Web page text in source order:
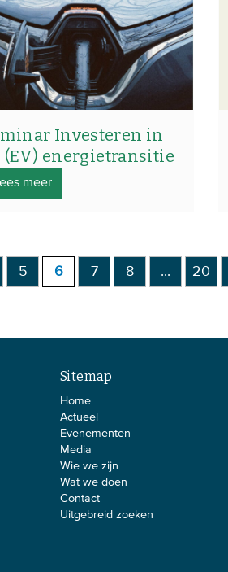
Investeren in
(EV) energietransitie
meer
5 6 7 8 ... 20
Sitemap
Home
Actueel
Evenementen
Media
Wie we zijn
Wat we doen
Contact
Uitgebreid zoeken